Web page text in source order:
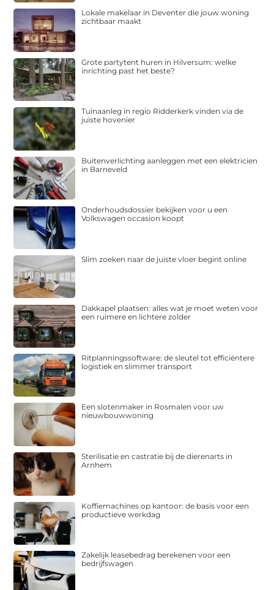
Lokale makelaar in Deventer die jouw woning
zichtbaar maakt
Grote partytent huren in Hilversum: welke
inrichting past het beste?
Tuinaanleg in regio Ridderkerk vinden via de
juiste hovenier
Buitenverlichting aanleggen met een elektricien
in Barneveld
Onderhoudsdossier bekijken voor u een
Volkswagen occasion koopt
Slim zoeken naar de juiste vloer begint online
Dakkapel plaatsen: alles wat je moet weten voor
een ruimere en lichtere zolder
Ritplanningssoftware: de sleutel tot efficiëntere
logistiek en slimmer transport
Een slotenmaker in Rosmalen voor uw
nieuwbouwwoning
Sterilisatie en castratie bij de dierenarts in
Arnhem
Koffiemachines op kantoor: de basis voor een
productieve werkdag
Zakelijk leasebedrag berekenen voor een
bedrijfswagen